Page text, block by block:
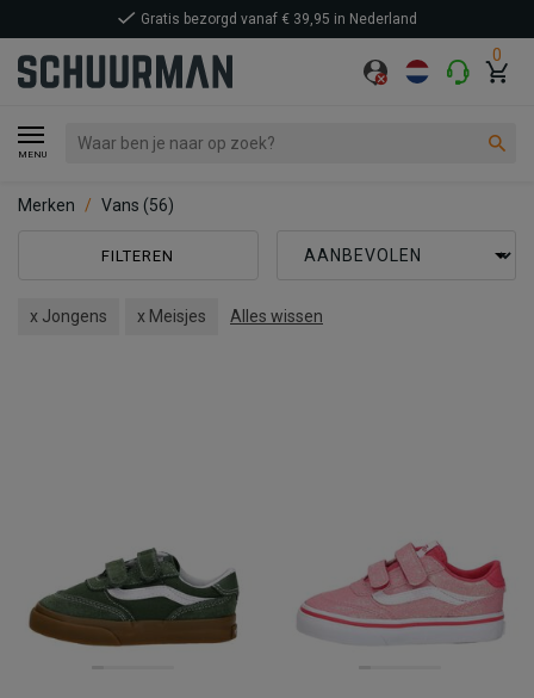
0
MENU
Gratis bezorgd vanaf € 39,95 in Nederland
Merken Vans (56)
FILTEREN
x Jongens x Meisjes Alles wissen